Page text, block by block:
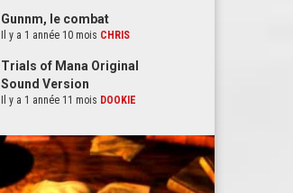
Gunnm, le combat
Il y a 1 année 10 mois CHRIS
Trials of Mana Original
Sound Version
Il y a 1 année 11 mois DOOKIE